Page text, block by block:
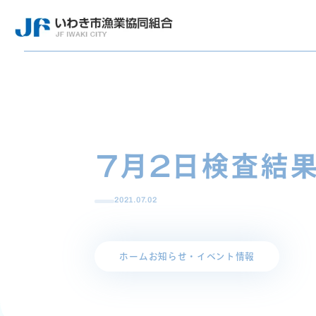
7月2日検査結果
2021.07.02
ホーム お知らせ・イベント情報